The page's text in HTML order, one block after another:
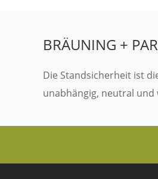
BRÄUNING +
Die Standsicherheit ist
unabhängig, neutral und